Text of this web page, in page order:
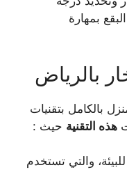
بمهارة
بالرياض
بالكامل بتقنيات
هذه التقنية حيث :
والتي تستخدم